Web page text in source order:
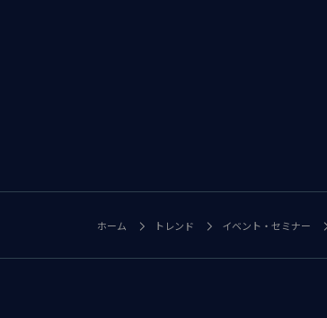
ホーム トレンド イベント・セミナー